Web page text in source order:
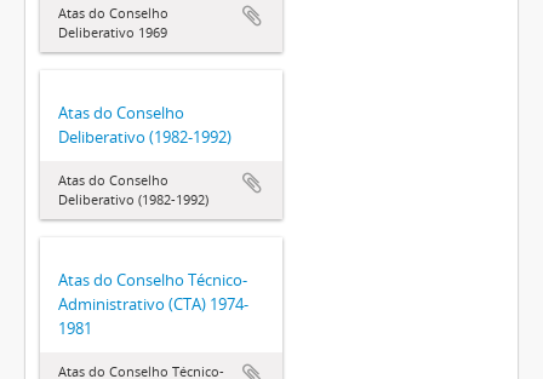
Atas do Conselho
Deliberativo 1969
Atas do Conselho
Deliberativo (1982-1992)
Atas do Conselho
Deliberativo (1982-1992)
Atas do Conselho Técnico-
Administrativo (CTA) 1974-
1981
Atas do Conselho Técnico-